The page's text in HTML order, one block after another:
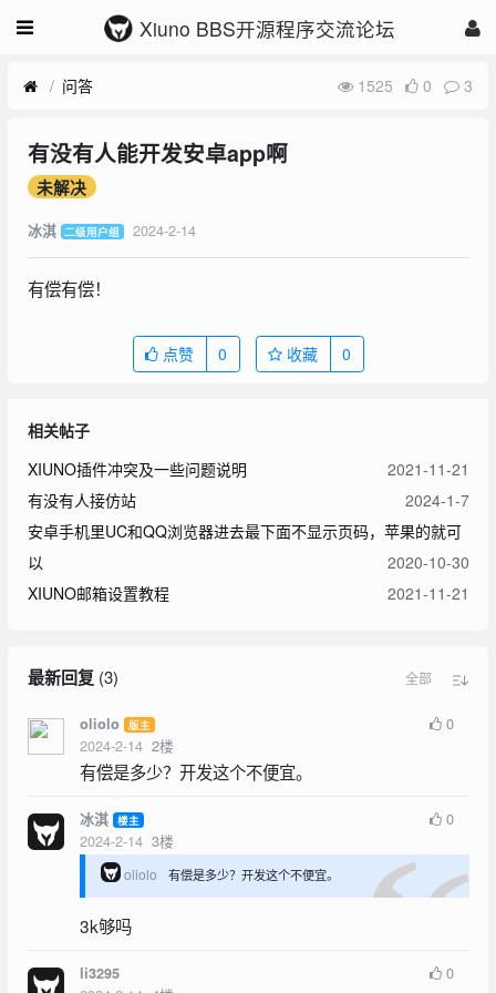
Xiuno BBS开源程序交流论坛
问答 1525 0 3
有没有人能开发安卓app啊
未解决
冰淇 二级用户组 2024-2-14
有偿有偿！
点赞 0 收藏 0
相关帖子
XIUNO插件冲突及一些问题说明
2021-11-21
有没有人接仿站
2024-1-7
安卓手机里UC和QQ浏览器进去最下面不显示页码，苹果的就可
以
2020-10-30
XIUNO邮箱设置教程
2021-11-21
最新回复(3) 全部
oliolo 版主
2024-2-14 2楼
0
有偿是多少？开发这个不便宜。
冰淇 楼主
2024-2-14 3楼
0
oliolo 有偿是多少？开发这个不便宜。
3k够吗
li3295 0